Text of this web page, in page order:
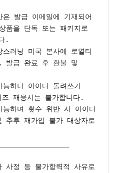
발급 이메일에 기재되어
품을 단독 또는 패키지로
.
러닝 미국 본사에 로열티
발급 완료 후 환불 및
하나 아이디 돌려쓰기
재응시는 불가합니다.
능하며 횟수 위반 시 아이디
추후 재가입 불가 대상자로
정 등 불가항력적 사유로